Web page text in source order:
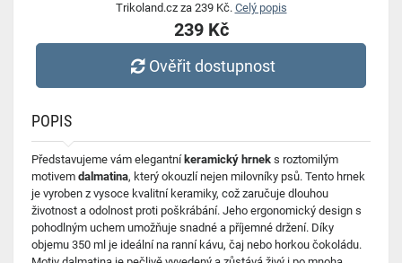
Trikoland.cz za 239 Kč. Celý popis
239 Kč
Ověřit dostupnost
POPIS
Představujeme vám elegantní keramický hrnek s roztomilým
motivem dalmatina, který okouzlí nejen milovníky psů. Tento hrnek
je vyroben z vysoce kvalitní keramiky, což zaručuje dlouhou
životnost a odolnost proti poškrábání. Jeho ergonomický design s
pohodlným uchem umožňuje snadné a příjemné držení. Díky
objemu 350 ml je ideální na ranní kávu, čaj nebo horkou čokoládu.